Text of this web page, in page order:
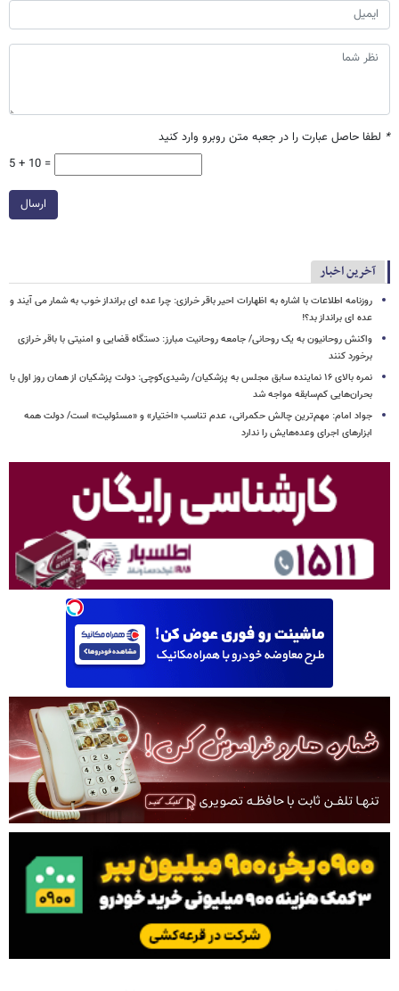
* لطفا حاصل عبارت را در جعبه متن روبرو وارد کنید
5 + 10 =
ارسال
آخرین اخبار
روزنامه اطلاعات با اشاره به اظهارات احیر باقر خرازی: چرا عده ای برانداز خوب به شمار می آیند و
عده ای برانداز بد؟!
واکنش روحانیون به یک روحانی/ جامعه روحانیت مبارز: دستگاه قضایی و امنیتی با باقر خرازی
برخورد کنند
نمره بالای ۱۶ نماینده سابق مجلس به پزشکیان/ رشیدی‌کوچی: دولت پزشکیان از همان روز اول با
بحران‌هایی کم‌سابقه مواجه شد
جواد امام: مهم‌ترین چالش حکمرانی، عدم تناسب «اختیار» و «مسئولیت» است/ دولت همه
ابزارهای اجرای وعده‌هایش را ندارد